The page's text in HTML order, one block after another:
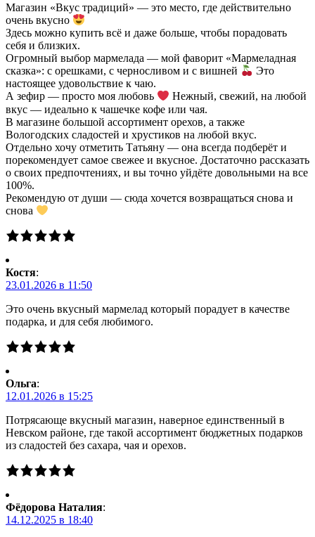
Магазин «Вкус традиций» — это место, где действительно
очень вкусно
Здесь можно купить всё и даже больше, чтобы порадовать
себя и близких.
Огромный выбор мармелада — мой фаворит «Мармеладная
сказка»: с орешками, с черносливом и с вишней
Это
настоящее удовольствие к чаю.
А зефир — просто моя любовь
Нежный, свежий, на любой
вкус — идеально к чашечке кофе или чая.
В магазине большой ассортимент орехов, а также
Вологодских сладостей и хрустиков на любой вкус.
Отдельно хочу отметить Татьяну — она всегда подберёт и
порекомендует самое свежее и вкусное. Достаточно рассказать
о своих предпочтениях, и вы точно уйдёте довольными на все
100%.
Рекомендую от души — сюда хочется возвращаться снова и
снова
Костя:
23.01.2026 в 11:50
Это очень вкусный мармелад который порадует в качестве
подарка, и для себя любимого.
Ольга:
12.01.2026 в 15:25
Потрясающе вкусный магазин, наверное единственный в
Невском районе, где такой ассортимент бюджетных подарков
из сладостей без сахара, чая и орехов.
Фёдорова Наталия:
14.12.2025 в 18:40